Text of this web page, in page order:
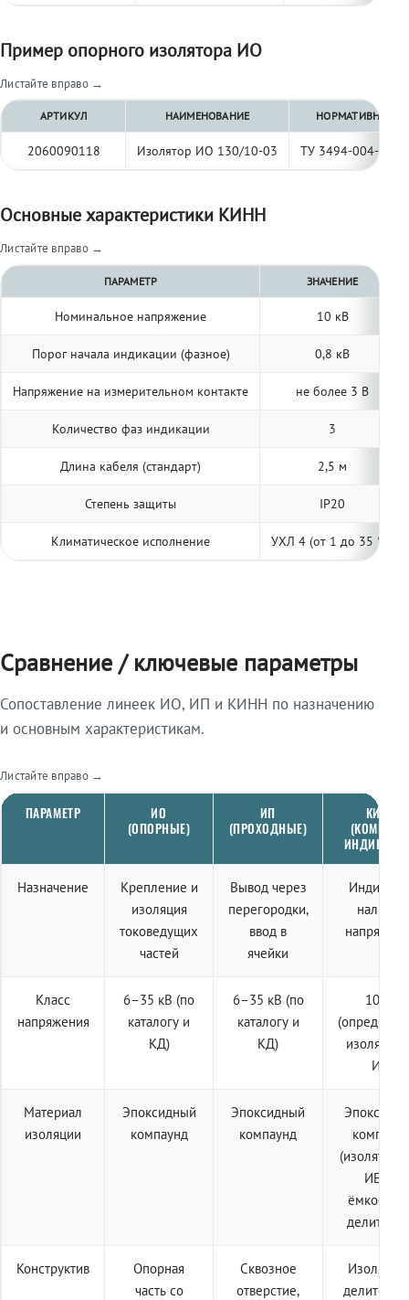
Пример опорного изолятора ИО
Листайте вправо →
АРТИКУЛ НАИМЕНОВАНИЕ НОРМАТИВНЫЙ
2060090118 Изолятор ИО 130/10-03 ТУ 3494-004-
Основные характеристики КИНН
Листайте вправо →
ПАРАМЕТР ЗНАЧЕНИЕ
Номинальное напряжение 10 кВ
Порог начала индикации (фазное) 0,8 кВ
Напряжение на измерительном контакте не более 3 В
Количество фаз индикации 3
Длина кабеля (стандарт) 2,5 м
Степень защиты IP20
Климатическое исполнение УХЛ 4 (от 1 до 35 °С)
Сравнение / ключевые параметры
Сопоставление линеек ИО, ИП и КИНН по назначению
и основным характеристикам.
Листайте вправо →
ПАРАМЕТР
ИО
(ОПОРНЫЕ)
ИП
(ПРОХОДНЫЕ)
КИНН
Назначение
Крепление и
изоляция
токоведущих
частей
Вывод через
перегородки,
ввод в
ячейки
наличия
Класс
напряжения
6–35 кВ (по
каталогу и
КД)
6–35 кВ (по
каталогу и
КД)
10 кВ
ИЕ)
Материал
изоляции
Эпоксидный
компаунд
Эпоксидный
компаунд
компаунд
(изолятор
ИЕп с
Конструктив
Опорная
часть со
Сквозное
отверстие,
Изолятор